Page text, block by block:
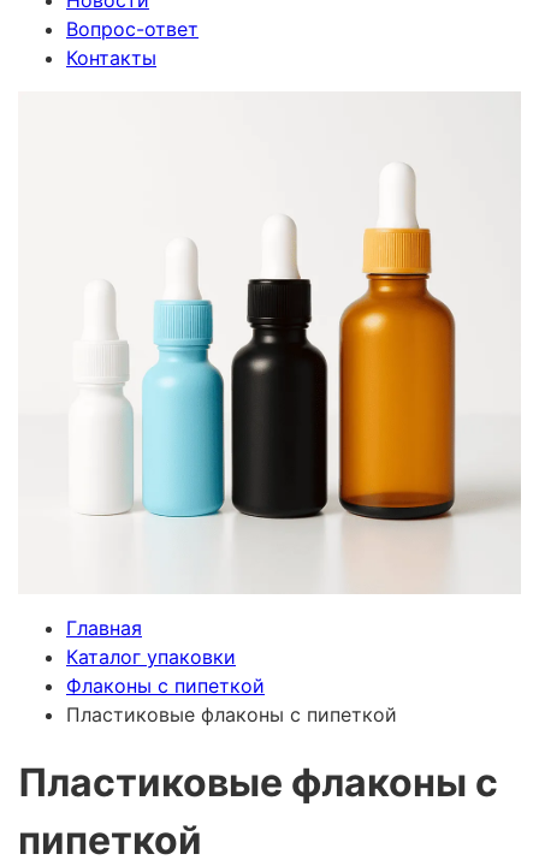
Вопрос-ответ
Контакты
Главная
Каталог упаковки
Флаконы с пипеткой
Пластиковые флаконы с пипеткой
Пластиковые флаконы с
пипеткой